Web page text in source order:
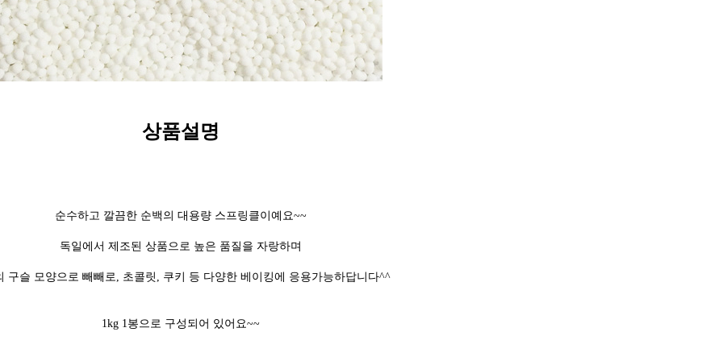
상품설명
순수하고 깔끔한 순백의 대용량 스프링클이예요~~
독일에서 제조된 상품으로 높은 품질을 자랑하며
구슬 모양으로 빼빼로 초콜릿 쿠키 등 다양한 베이킹에 응용가능하답니다^^
1kg 1 봉으로 구성되어 있어요~~